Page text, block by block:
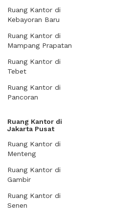
Ruang Kantor di
Kebayoran Baru
Ruang Kantor di
Mampang Prapatan
Ruang Kantor di
Tebet
Ruang Kantor di
Pancoran
Ruang Kantor di
Jakarta Pusat
Ruang Kantor di
Menteng
Ruang Kantor di
Gambir
Ruang Kantor di
Senen